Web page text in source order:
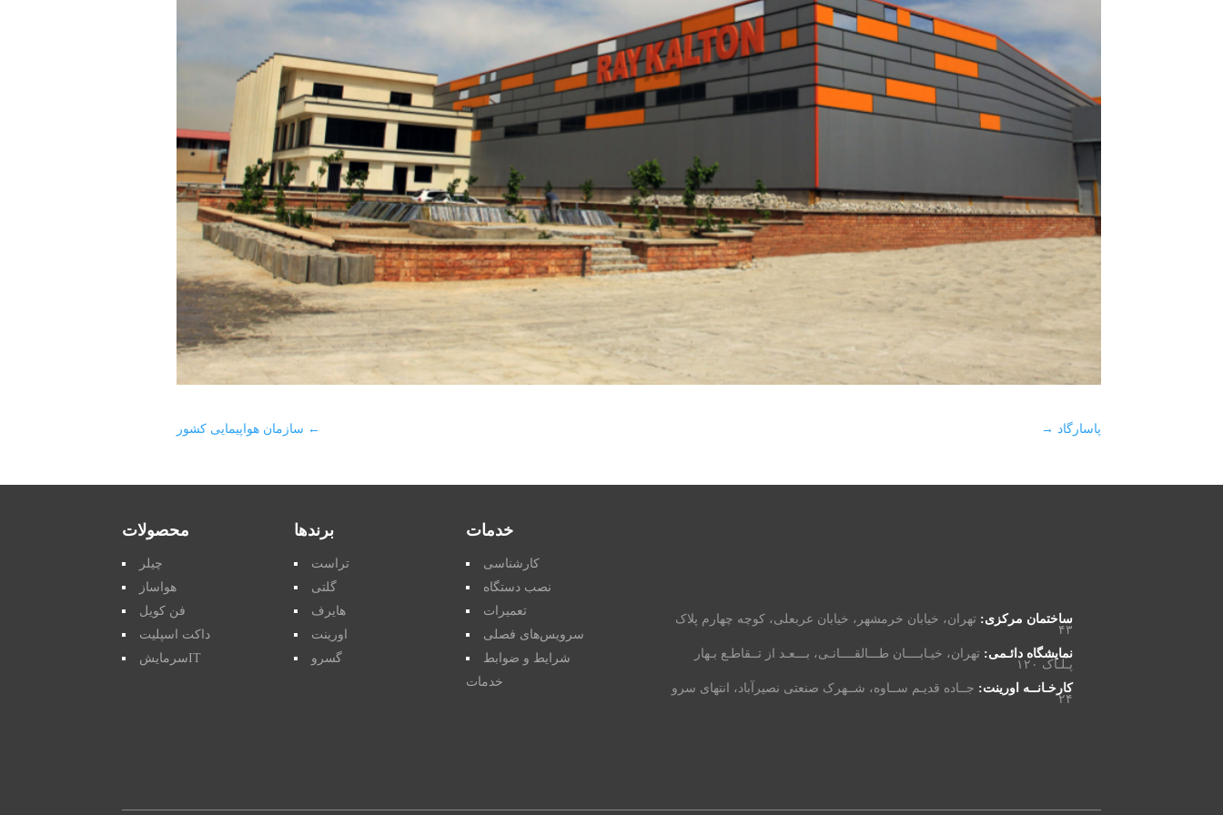
← سازمان هواپیمایی کشور پاسارگاد →
محصولات
چیلر
هواساز
فن کویل
داکت اسپلیت
سرمایشIT
برندها
تراست
گلتی
هایرف
اورینت
گسرو
خدمات
کارشناسی
نصب دستگاه
تعمیرات
سرویس‌های فصلی
شرایط و ضوابط
خدمات
ساختمان مرکزی: تهران، خیابان خرمشهر، خیابان عربعلی، کوچه چهارم پلاک
۴۳
نمایشگاه دائـمی: تهران، خیـابــــان طـــالقــــانـی، بـــعـد از تــقاطـع بـهار
پـلـاک ۱۲۰
کارخـانــه اورینت: جــاده قدیـم ســاوه، شــهرک صنعتی نصیرآباد، انتهای سرو
۲۴